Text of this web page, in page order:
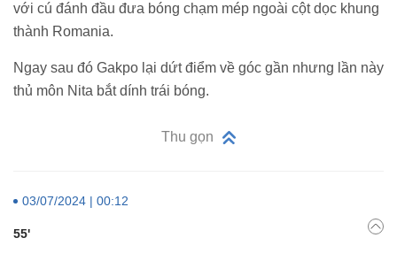
với cú đánh đầu đưa bóng chạm mép ngoài cột dọc khung
thành Romania.
Ngay sau đó Gakpo lại dứt điểm về góc gần nhưng lần này
thủ môn Nita bắt dính trái bóng.
Thu gọn
03/07/2024 | 00:12
55'